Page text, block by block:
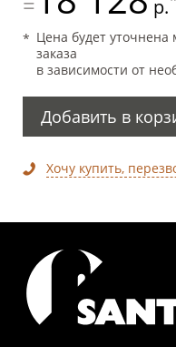
р.
Цена будет
заказа
в зависимости от
Добавить в
Хочу купить,